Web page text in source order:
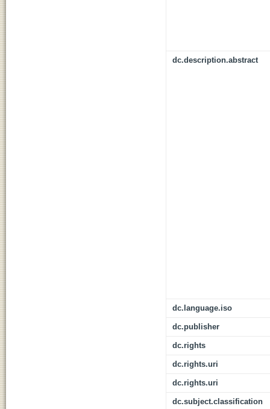
dc.description.abstract
dc.language.iso
dc.publisher
dc.rights
dc.rights.uri
dc.rights.uri
dc.subject.classification